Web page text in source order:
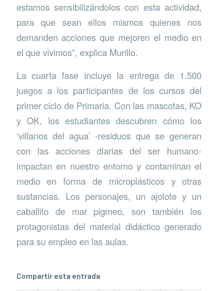
estamos sensibilizándolos con esta actividad,
para que sean ellos mismos quienes nos
demanden acciones que mejoren el medio en
el que vivimos”, explica Murillo.
La cuarta fase incluye la entrega de 1.500
juegos a los participantes de los cursos del
primer ciclo de Primaria. Con las mascotas, KO
y OK, los estudiantes descubren cómo los
‘villanos del agua’ -residuos que se generan
con las acciones diarias del ser humano-
impactan en nuestro entorno y contaminan el
medio en forma de microplásticos y otras
sustancias. Los personajes, un ajolote y un
caballito de mar pigmeo, son también los
protagonistas del material didáctico generado
para su empleo en las aulas.
Compartir esta entrada